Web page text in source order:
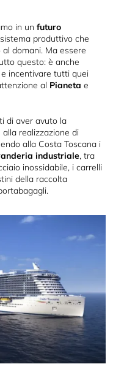
in un futuro
produttivo che
domani. Ma essere
questo: è anche
incentivare tutti quei
al Pianeta e
di aver avuto la
realizzazione di
alla Costa Toscana i
industriale, tra
inossidabile, i carrelli
della raccolta